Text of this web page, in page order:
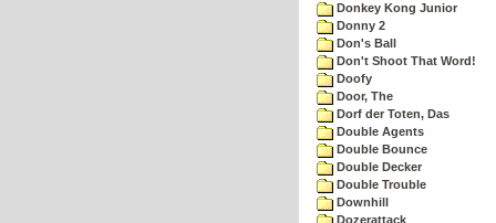
Donkey Kong Junior
Donny 2
Don's Ball
Don't Shoot That Word!
Doofy
Door, The
Dorf der Toten, Das
Double Agents
Double Bounce
Double Decker
Double Trouble
Downhill
Dozerattack